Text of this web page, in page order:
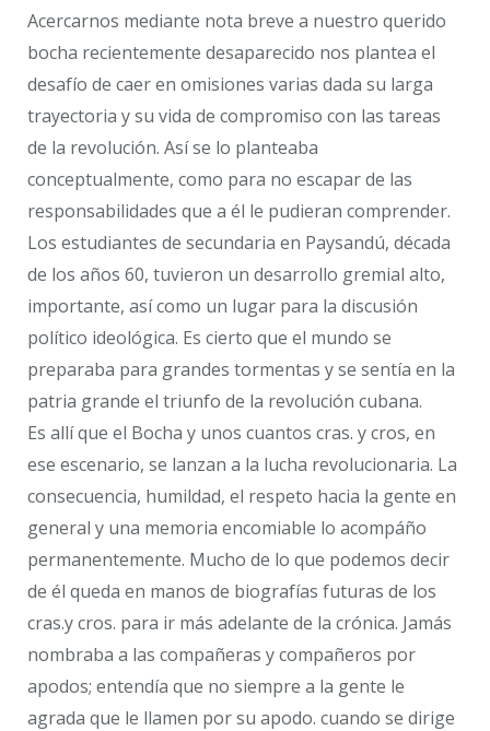
Acercarnos mediante nota breve a nuestro querido
bocha recientemente desaparecido nos plantea el
desafío de caer en omisiones varias dada su larga
trayectoria y su vida de compromiso con las tareas
de la revolución. Así se lo planteaba
conceptualmente, como para no escapar de las
responsabilidades que a él le pudieran comprender.
Los estudiantes de secundaria en Paysandú, década
de los años 60, tuvieron un desarrollo gremial alto,
importante, así como un lugar para la discusión
político ideológica. Es cierto que el mundo se
preparaba para grandes tormentas y se sentía en la
patria grande el triunfo de la revolución cubana.
Es allí que el Bocha y unos cuantos cras. y cros, en
ese escenario, se lanzan a la lucha revolucionaria. La
consecuencia, humildad, el respeto hacia la gente en
general y una memoria encomiable lo acompáño
permanentemente. Mucho de lo que podemos decir
de él queda en manos de biografías futuras de los
cras.y cros. para ir más adelante de la crónica. Jamás
nombraba a las compañeras y compañeros por
apodos; entendía que no siempre a la gente le
agrada que le llamen por su apodo. cuando se dirige